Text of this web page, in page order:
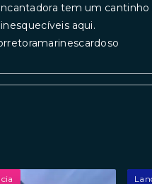
tem um
aqui.